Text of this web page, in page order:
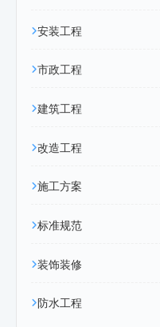
安装工程
市政工程
建筑工程
改造工程
施工方案
标准规范
装饰装修
防水工程